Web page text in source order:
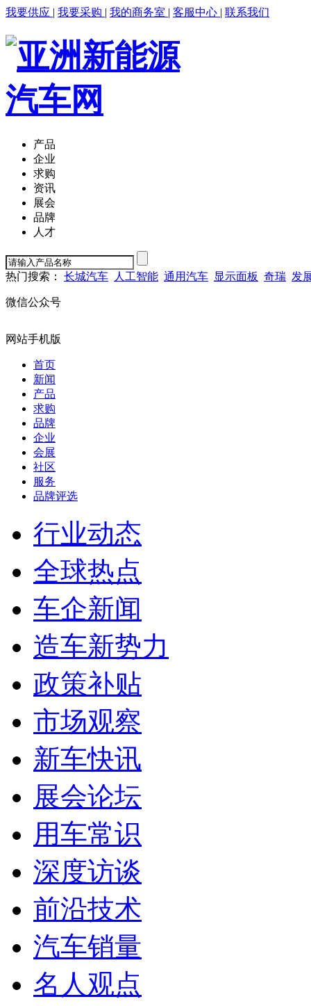
我要供应 | 我要采购 | 我的商务室 | 客服中心 | 联系我们
产品
企业
求购
资讯
展会
品牌
人才
热门搜索： 长城汽车 人工智能 通用汽车 显示面板 奇瑞 发
微信公众号
网站手机版
首页
新闻
产品
求购
品牌
企业
会展
社区
服务
品牌评选
行业动态
全球热点
车企新闻
造车新势力
政策补贴
市场观察
新车快讯
展会论坛
用车常识
深度访谈
前沿技术
汽车销量
名人观点